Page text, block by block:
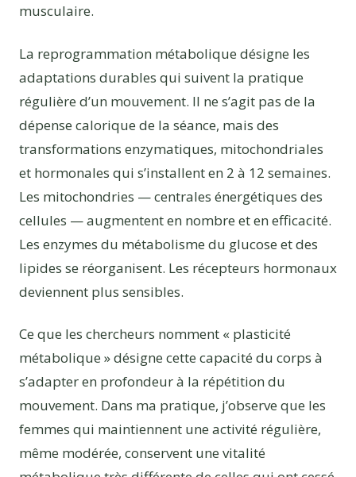
musculaire.
La reprogrammation métabolique désigne les
adaptations durables qui suivent la pratique
régulière d’un mouvement. Il ne s’agit pas de la
dépense calorique de la séance, mais des
transformations enzymatiques, mitochondriales
et hormonales qui s’installent en 2 à 12 semaines.
Les mitochondries — centrales énergétiques des
cellules — augmentent en nombre et en efficacité.
Les enzymes du métabolisme du glucose et des
lipides se réorganisent. Les récepteurs hormonaux
deviennent plus sensibles.
Ce que les chercheurs nomment « plasticité
métabolique » désigne cette capacité du corps à
s’adapter en profondeur à la répétition du
mouvement. Dans ma pratique, j’observe que les
femmes qui maintiennent une activité régulière,
même modérée, conservent une vitalité